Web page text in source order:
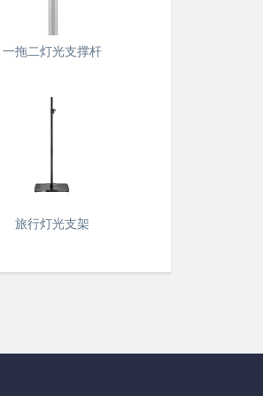
一拖二灯光支撑杆
旅行灯光支架